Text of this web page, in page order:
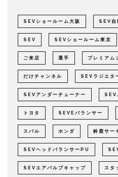
SEVショールーム大阪 SEV自
SEV SEVショールーム東京
ご来店 選手 プレミアム
だけチャンネル SEVラジエタ
SEVアンダーチューナー SEV
トヨタ SEVEバランサー
スバル ホンダ 鈴鹿サー
SEVヘッドバランサーPU
SEVエアバルブキャップ スタ